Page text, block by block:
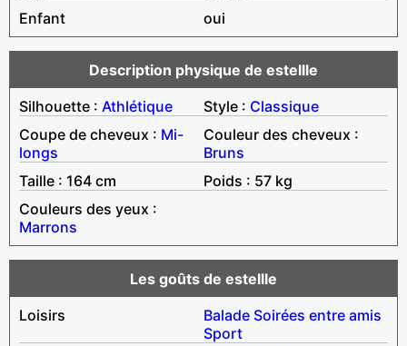
Enfant
oui
Description physique de estellle
Silhouette : Athlétique Style : Classique
Coupe de cheveux : Mi-
longs
Couleur des cheveux :
Bruns
Taille : 164 cm
Poids : 57 kg
Couleurs des yeux :
Marrons
Les goûts de estellle
Loisirs
Balade Soirées entre amis
Sport